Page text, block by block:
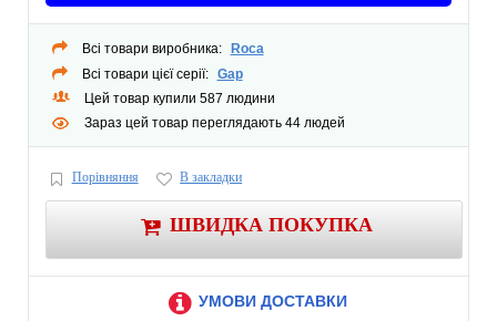
Всі товари виробника:
Roca
Всі товари цієї серії: Gap
Цей товар купили 587 людини
Зараз цей товар переглядають 44 людей
Порівняння В закладки
ШВИДКА ПОКУПКА
УМОВИ ДОСТАВКИ